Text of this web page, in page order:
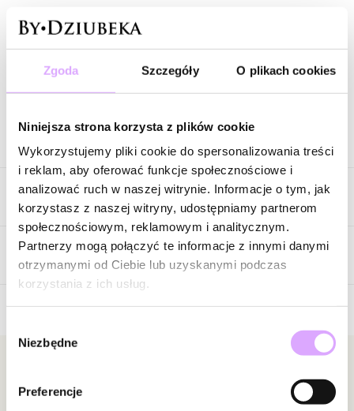
Zgoda Szczegóły O plikach cookies
Niniejsza strona korzysta z plików cookie
Wykorzystujemy pliki cookie do spersonalizowania treści
i reklam, aby oferować funkcje społecznościowe i
analizować ruch w naszej witrynie. Informacje o tym, jak
korzystasz z naszej witryny, udostępniamy partnerom
społecznościowym, reklamowym i analitycznym.
Partnerzy mogą połączyć te informacje z innymi danymi
otrzymanymi od Ciebie lub uzyskanymi podczas
korzystania z ich usług.
zgody
Niezbędne
Preferencje
79,00 zł
Opis produktu
Delikatny naszyjnik w romantycznym stylu, który przyciąga
uwagę subtelną kompozycją i elegancką formą. Na cienkim,
złoconym łańcuszku umieszczono niewielki element ozdobny, z
którego swobodnie opada delikatny łańcuszek zakończony
drobnym serduszkiem. Tuż przy jego początku znajduje się
drugie, nieco większe serce, tworząc harmonijną i bardzo kobiecą
kompozycję.
Gładkie, złote powierzchnie zawieszek pięknie odbijają światło i
nadają biżuterii eleganckiego blasku. Ruchomy element sprawia,
czemu wygląda lekko i niezwykle efektownie na dekolcie.
Cechy produktu
złoty
Opinie
Jeszcze nikt nie ocenił tego produktu.
produkcie!
Bądź na bieżąco z nowościami i promocjami!